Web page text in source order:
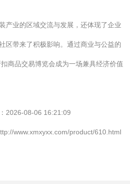
产业的区域交流与发展，还体现了企业
区带来了积极影响。通过商业与公益的
商品交易博览会成为一场兼具经济价值
2026-08-06 16:21:09
www.xmxyxx.com/product/610.html